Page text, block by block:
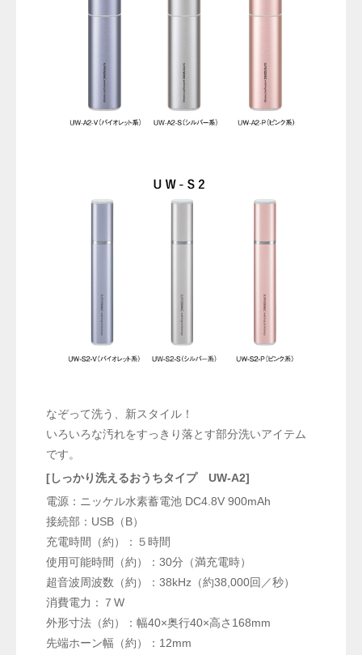
なぞって洗う、新スタイル！
いろいろな汚れをすっきり落とす部分洗いアイテム
です。
[しっかり洗えるおうちタイプ UW-A2]
電源：ニッケル水素蓄電池 DC4.8V 900mAh
接続部：USB（B）
充電時間（約）：５時間
使用可能時間（約）：30分（満充電時）
超音波周波数（約）：38kHz（約38,000回／秒）
消費電力：７W
外形寸法（約）：幅40×奥行40×高さ168mm
先端ホーン幅（約）：12mm